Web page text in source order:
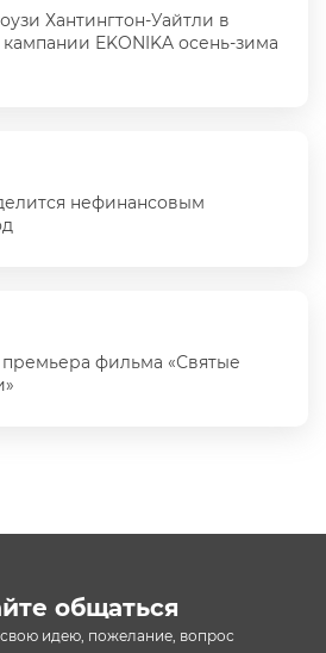
Хантингтон-Уайтли в
EKONIKA осень-зима
нефинансовым
фильма «Святые
общаться
свою идею, пожелание, вопрос